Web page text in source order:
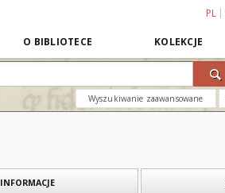
PL
O BIBLIOTECE KOLEKCJE
Wyszukiwanie zaawansowane
INFORMACJE